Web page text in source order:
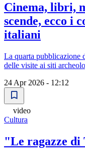
Cinema, libri,
scende, ecco i
italiani
La quarta pubblicazione
delle visite ai siti
24 Apr 2026 - 12:12
video
Cultura
"Le ragazze